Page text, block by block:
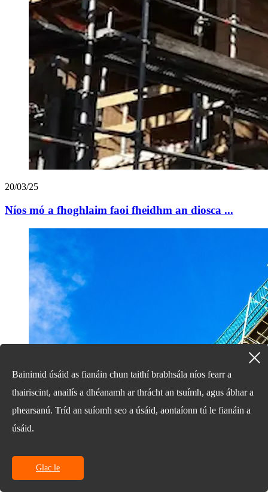
20/03/25
Níos mó a fhoghlaim faoi fheidhm an diosca ...
Bainimid úsáid as fianáin chun taithí brabhsála níos fearr a
thairiscint, anailís a dhéanamh ar thrácht an tsuímh, agus ábhar a
phearsanú. Tríd an suíomh seo a úsáid, aontaíonn tú le fianáin a
úsáid.
Glac le